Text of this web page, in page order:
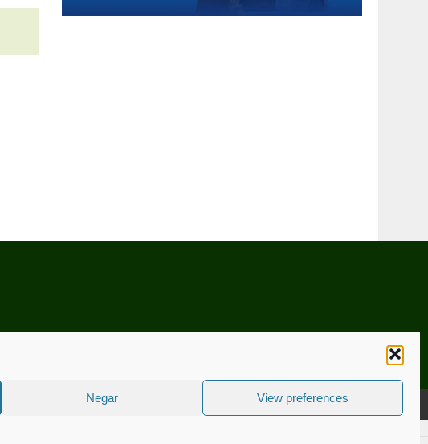
Negar View preferences
FICHA TÉCNICA ESTATUTO EDITORIAL CONTACTE-NOS COOKIE POLICY (EU)